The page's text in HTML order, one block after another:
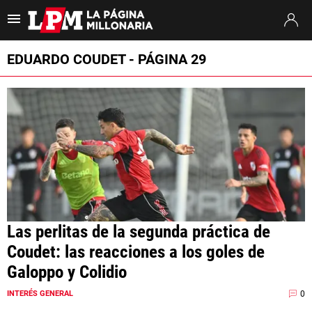
Es tendencia: Francisco Ortega River River Tigre
ULTIMAS NOTICIAS
STREAMING
TORNEO CLAUSURA
SUDAMERICANA
MERCADO DE PASES
FIXTURE
POSICIONES
OPINIÓN
EDUARDO COUDET - PÁGINA 29
Las perlitas de la segunda práctica de
Coudet: las reacciones a los goles de
Galoppo y Colidio
INTERÉS GENERAL 0